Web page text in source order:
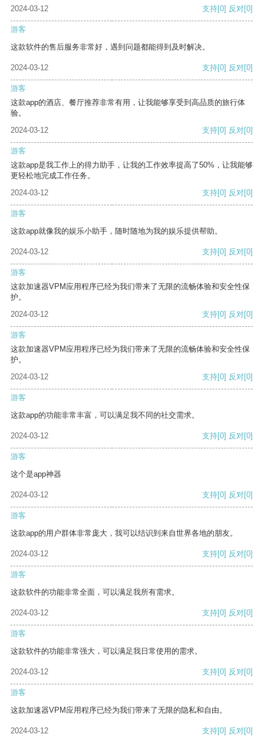
2024-03-12 支持[0] 反对[0]
游客
这款软件的售后服务非常好，遇到问题都能得到及时解决。
2024-03-12 支持[0] 反对[0]
游客
这款app的酒店、餐厅推荐非常有用，让我能够享受到高品质的旅行体
验。
2024-03-12
支持[0] 反对[0]
游客
这款app是我工作上的得力助手，让我的工作效率提高了50%，让我能够
更轻松地完成工作任务。
2024-03-12
支持[0] 反对[0]
游客
这款app就像我的娱乐小助手，随时随地为我的娱乐提供帮助。
2024-03-12 支持[0] 反对[0]
游客
这款加速器VPM应用程序已经为我们带来了无限的流畅体验和安全性保
护。
2024-03-12
支持[0] 反对[0]
游客
这款加速器VPM应用程序已经为我们带来了无限的流畅体验和安全性保
护。
2024-03-12
支持[0] 反对[0]
游客
这款app的功能非常丰富，可以满足我不同的社交需求。
2024-03-12 支持[0] 反对[0]
游客
这个是app神器
2024-03-12 支持[0] 反对[0]
游客
这款app的用户群体非常庞大，我可以结识到来自世界各地的朋友。
2024-03-12 支持[0] 反对[0]
游客
这款软件的功能非常全面，可以满足我所有需求。
2024-03-12 支持[0] 反对[0]
游客
这款软件的功能非常强大，可以满足我日常使用的需求。
2024-03-12 支持[0] 反对[0]
游客
这款加速器VPM应用程序已经为我们带来了无限的隐私和自由。
2024-03-12 支持[0] 反对[0]